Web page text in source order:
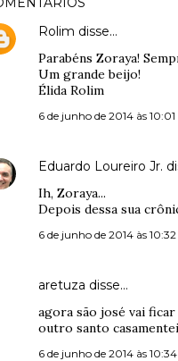
Rolim disse…
Parabéns Zoraya!
Um grande beijo!
Élida Rolim
6 de junho de 2014 às 10:01
Eduardo Loureiro Jr.
Ih, Zoraya...
Depois dessa sua
6 de junho de 2014 às 10:32
aretuza disse…
agora são josé vai
outro santo
6 de junho de 2014 às 10:34